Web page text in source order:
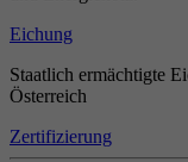
Eichung
Staatlich ermächtigte
Österreich
Zertifizierung